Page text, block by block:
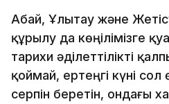
Абай, Ұлытау және
құрылу да көңілімізге
тарихи әділеттілікті
қоймай, ертеңгі күні
серпін беретін, ондағы